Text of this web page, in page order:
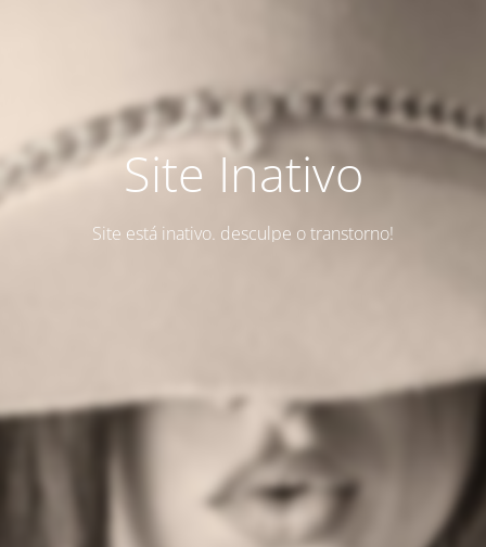
Site Inativo
Site está inativo. desculpe o transtorno!